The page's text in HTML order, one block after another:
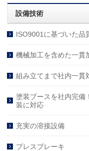
設備技術
ISO9001に基づいた品
機械加工を含めた一貫
組み立てまで社内一貫
塗装ブースを社内完備
装に対応
充実の溶接設備
プレスブレーキ